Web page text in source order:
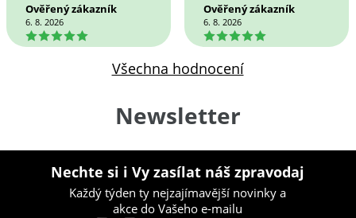
Ověřený zákazník
6. 8. 2026
5
Ověřený zákazník
6. 8. 2026
5
Všechna hodnocení
Newsletter
Nechte si i Vy zasílat náš zpravodaj
Každý týden ty nejzajímavější novinky a
akce do Vašeho e-mailu